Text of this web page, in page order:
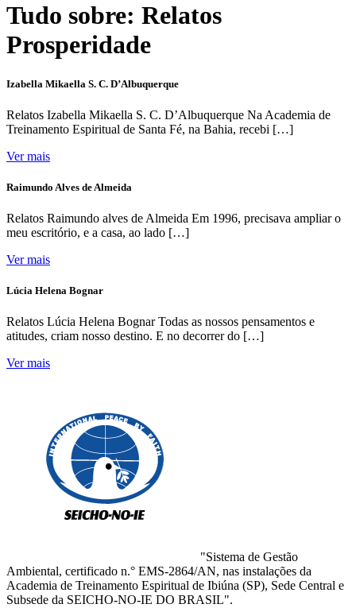
Tudo sobre: Relatos
Prosperidade
Izabella Mikaella S. C. D’Albuquerque
Relatos Izabella Mikaella S. C. D’Albuquerque Na Academia de
Treinamento Espiritual de Santa Fé, na Bahia, recebi […]
Ver mais
Raimundo Alves de Almeida
Relatos Raimundo alves de Almeida Em 1996, precisava ampliar o
meu escritório, e a casa, ao lado […]
Ver mais
Lúcia Helena Bognar
Relatos Lúcia Helena Bognar Todas as nossos pensamentos e
atitudes, criam nosso destino. E no decorrer do […]
Ver mais
"Sistema de Gestão
Ambiental, certificado n.° EMS-2864/AN, nas instalações da
Academia de Treinamento Espiritual de Ibiúna (SP), Sede Central e
Subsede da SEICHO-NO-IE DO BRASIL".